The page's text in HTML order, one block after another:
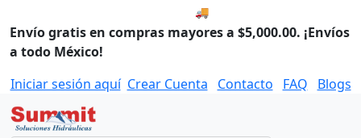
🚚 Envío el Lunes, 10 de
Envío gratis en compras mayores a $5,000.00. ¡Envíos
a todo México!
Iniciar sesión aquí Crear Cuenta Contacto FAQ Blogs